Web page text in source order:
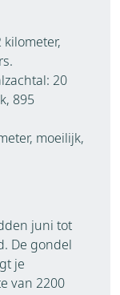
kilometer,
20
895
moeilijk,
juni tot
De gondel
je
van 2200